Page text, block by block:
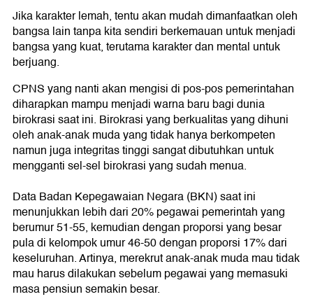
Jika karakter lemah, tentu akan mudah dimanfaatkan oleh
bangsa lain tanpa kita sendiri berkemauan untuk menjadi
bangsa yang kuat, terutama karakter dan mental untuk
berjuang.
CPNS yang nanti akan mengisi di pos-pos pemerintahan
diharapkan mampu menjadi warna baru bagi dunia
birokrasi saat ini. Birokrasi yang berkualitas yang dihuni
oleh anak-anak muda yang tidak hanya berkompeten
namun juga integritas tinggi sangat dibutuhkan untuk
mengganti sel-sel birokrasi yang sudah menua.
Data Badan Kepegawaian Negara (BKN) saat ini
menunjukkan lebih dari 20% pegawai pemerintah yang
berumur 51-55, kemudian dengan proporsi yang besar
pula di kelompok umur 46-50 dengan proporsi 17% dari
keseluruhan. Artinya, merekrut anak-anak muda mau tidak
mau harus dilakukan sebelum pegawai yang memasuki
masa pensiun semakin besar.